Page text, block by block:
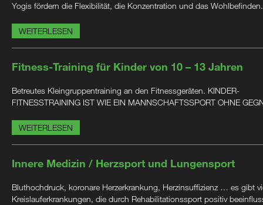
Yogis fördern die Flexibilität, die Konzentration und das Wohlbefinden.
WEITERLESEN
Fitness-Training für Kinder von 10 – 13 Jahren
Betreutes Kleingruppentraining an den Fitnessgeräten. KINDER-
FITNESSTRAINING IST WIE EIN MANNSCHAFTSSPORT OHNE
WEITERLESEN
Innere Medizin / Herzsport und Lungensport
Bluthochdruck, koronare Herzerkrankung, Herzinsuffizienz … es gibt
Kreislauferkrankungen, die durch Rehabilitationssport positiv